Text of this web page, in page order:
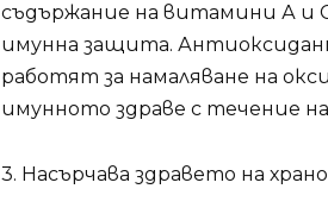
съдържание на витамини А и
имунна защита.
работят за намаляване на
имунното здраве с течение
3. Насърчава здравето на